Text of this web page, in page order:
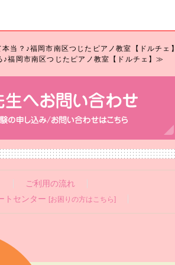
当？♪福岡市南区つじたピアノ教室【ドルチェ】
♪福岡市南区つじたピアノ教室【ドルチェ】≫
ご利用の流れ
トセンター [お困りの方はこちら]